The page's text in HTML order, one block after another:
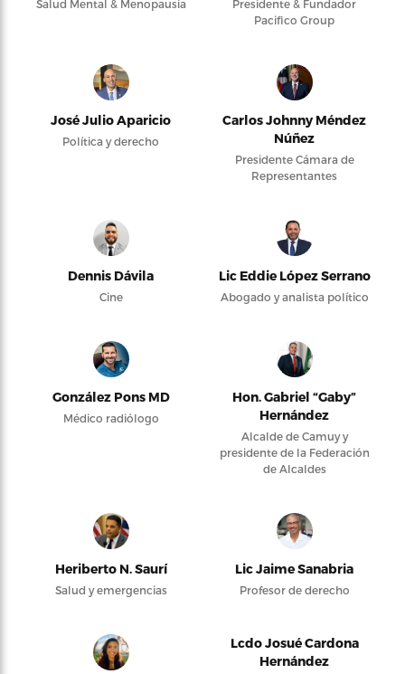
Salud Mental & Menopausia
Presidente & Fundador
Pacifico Group
José Julio Aparicio
Política y derecho
Carlos Johnny Méndez
Núñez
Presidente Cámara de
Representantes
Dennis Dávila
Cine
Lic Eddie López Serrano
Abogado y analista político
González Pons MD
Médico radiólogo
Hon. Gabriel “Gaby”
Hernández
Alcalde de Camuy y
presidente de la Federación
de Alcaldes
Heriberto N. Saurí
Salud y emergencias
Lic Jaime Sanabria
Profesor de derecho
Lcdo Josué Cardona
Hernández